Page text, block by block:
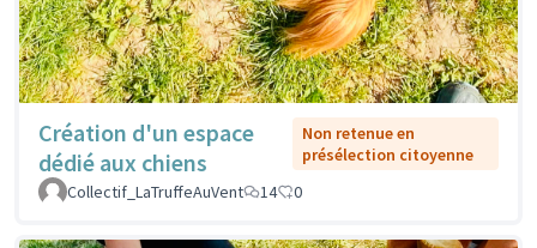
Création d'un espace
dédié aux chiens
Non retenue en
présélection citoyenne
Collectif_LaTruffeAuVent
14 0